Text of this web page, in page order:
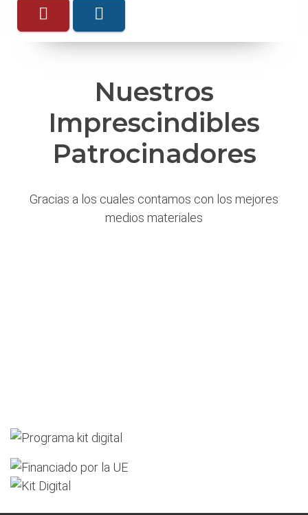
Nuestros
Imprescindibles
Patrocinadores
Gracias a los cuales contamos con los mejores
medios materiales